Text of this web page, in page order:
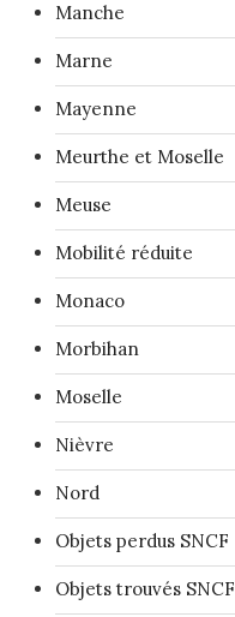
Manche
Marne
Mayenne
Meurthe et Moselle
Meuse
Mobilité réduite
Monaco
Morbihan
Moselle
Nièvre
Nord
Objets perdus SNCF
Objets trouvés SNCF